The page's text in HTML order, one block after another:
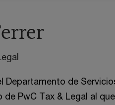
Departamento de
de PwC Tax & Legal al